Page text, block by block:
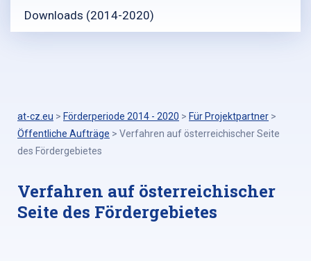
Downloads (2014-2020)
at-cz.eu > Förderperiode 2014 - 2020 > Für Projektpartner >
Öffentliche Aufträge > Verfahren auf österreichischer Seite
des Fördergebietes
Verfahren auf österreichischer
Seite des Fördergebietes